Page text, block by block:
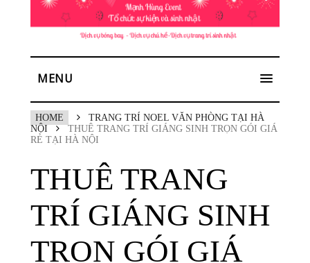
MENU
HOME
TRANG TRÍ NOEL VĂN PHÒNG TẠI HÀ
NỘI
THUÊ TRANG TRÍ GIÁNG SINH TRỌN GÓI GIÁ
RẺ TẠI HÀ NỘI
THUÊ TRANG
TRÍ GIÁNG SINH
TRỌN GÓI GIÁ